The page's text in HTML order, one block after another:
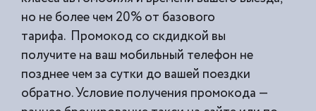
но не более чем 20% от базового
тарифа. Промокод со скдидкой вы
получите на ваш мобильный телефон не
позднее чем за сутки до вашей поездки
обратно. Условие получения промокода —